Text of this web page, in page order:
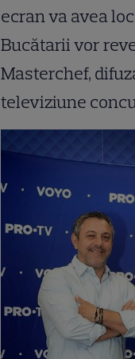
ecran va avea
Bucătarii vor
Masterchef,
televiziune